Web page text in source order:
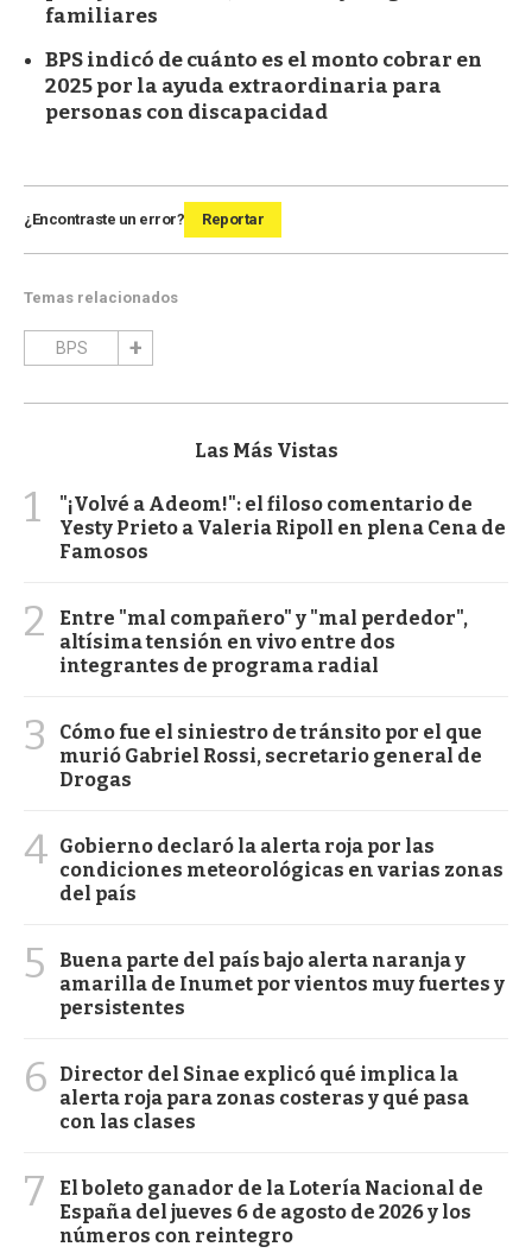
familiares
BPS indicó de cuánto es el monto cobrar en
2025 por la ayuda extraordinaria para
personas con discapacidad
¿Encontraste un error? Reportar
Temas relacionados
BPS
Las Más Vistas
1
"¡Volvé a Adeom!": el filoso comentario de
Yesty Prieto a Valeria Ripoll en plena Cena de
Famosos
2
Entre "mal compañero" y "mal perdedor",
altísima tensión en vivo entre dos
integrantes de programa radial
3
Cómo fue el siniestro de tránsito por el que
murió Gabriel Rossi, secretario general de
Drogas
4 Gobierno declaró la alerta roja por las
condiciones meteorológicas en varias zonas
del país
5
Buena parte del país bajo alerta naranja y
amarilla de Inumet por vientos muy fuertes y
persistentes
6
Director del Sinae explicó qué implica la
alerta roja para zonas costeras y qué pasa
con las clases
7
El boleto ganador de la Lotería Nacional de
España del jueves 6 de agosto de 2026 y los
números con reintegro